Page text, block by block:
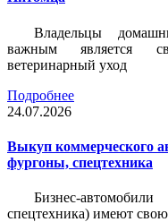
Владельцы
важным является
ветеринарный уход
Подробнее
24.07.2026
Выкуп коммерческого
фургоны, спецтехника
Бизнес-
спецтехника) имеют